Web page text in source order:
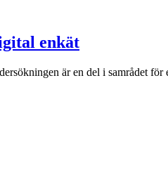
enkät
är en del i samrådet för